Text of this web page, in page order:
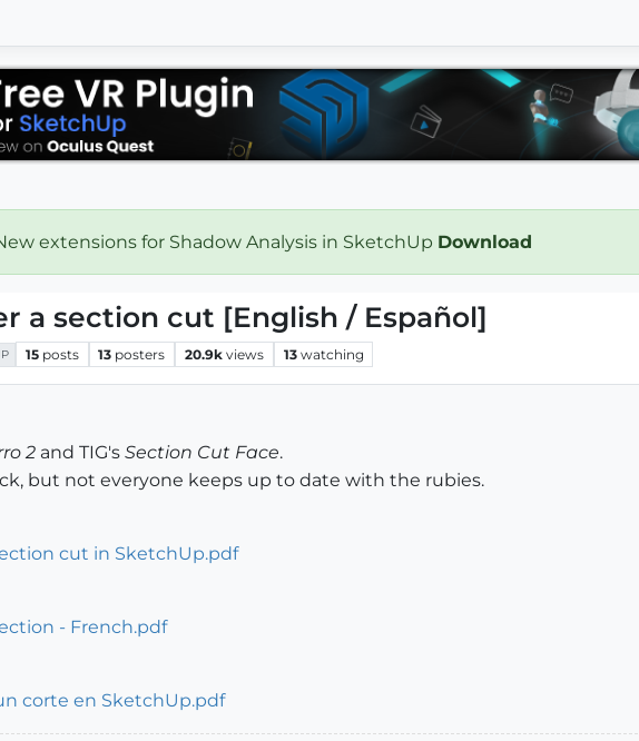
extensions for Shadow Analysis in SketchUp Download
a section cut [English / Español]
15 posts 13 posters 20.9k views 13 watching
2 and TIG's Section Cut Face.
but not everyone keeps up to date with the rubies.
cut in SketchUp.pdf
- French.pdf
corte en SketchUp.pdf